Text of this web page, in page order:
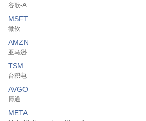
谷歌-A
MSFT
微软
AMZN
亚马逊
TSM
台积电
AVGO
博通
META